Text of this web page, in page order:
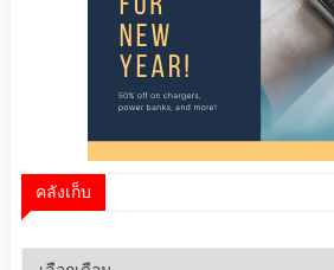
คลังเก็บ
คลัง